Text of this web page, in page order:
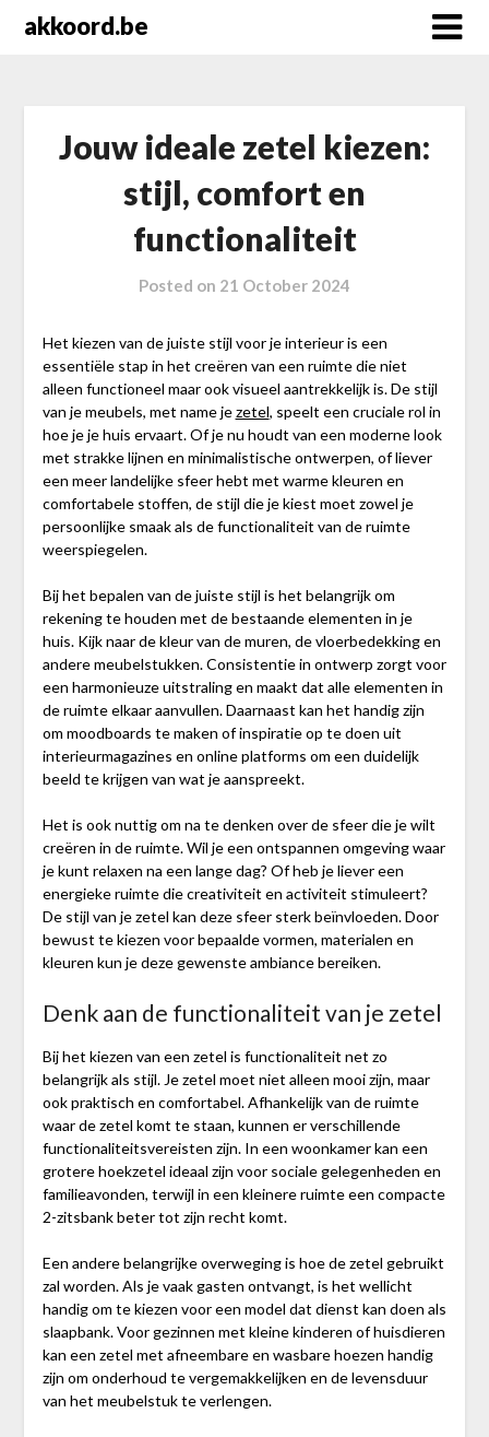
akkoord.be
Jouw ideale zetel kiezen:
stijl, comfort en
functionaliteit
Posted on 21 October 2024
Het kiezen van de juiste stijl voor je interieur is een
essentiële stap in het creëren van een ruimte die niet
alleen functioneel maar ook visueel aantrekkelijk is. De stijl
van je meubels, met name jezetel, speelt een cruciale rol in
hoe je je huis ervaart. Of je nu houdt van een moderne look
met strakke lijnen en minimalistische ontwerpen, of liever
een meer landelijke sfeer hebt met warme kleuren en
comfortabele stoffen, de stijl die je kiest moet zowel je
persoonlijke smaak als de functionaliteit van de ruimte
weerspiegelen.
Bij het bepalen van de juiste stijl is het belangrijk om
rekening te houden met de bestaande elementen in je
huis. Kijk naar de kleur van de muren, de vloerbedekking en
andere meubelstukken. Consistentie in ontwerp zorgt voor
een harmonieuze uitstraling en maakt dat alle elementen in
de ruimte elkaar aanvullen. Daarnaast kan het handig zijn
om moodboards te maken of inspiratie op te doen uit
interieurmagazines en online platforms om een duidelijk
beeld te krijgen van wat je aanspreekt.
Het is ook nuttig om na te denken over de sfeer die je wilt
creëren in de ruimte. Wil je een ontspannen omgeving waar
je kunt relaxen na een lange dag? Of heb je liever een
energieke ruimte die creativiteit en activiteit stimuleert?
De stijl van je zetel kan deze sfeer sterk beïnvloeden. Door
bewust te kiezen voor bepaalde vormen, materialen en
kleuren kun je deze gewenste ambiance bereiken.
Denk aan de functionaliteit van je zetel
Bij het kiezen van een zetel is functionaliteit net zo
belangrijk als stijl. Je zetel moet niet alleen mooi zijn, maar
ook praktisch en comfortabel. Afhankelijk van de ruimte
waar de zetel komt te staan, kunnen er verschillende
functionaliteitsvereisten zijn. In een woonkamer kan een
grotere hoekzetel ideaal zijn voor sociale gelegenheden en
familieavonden, terwijl in een kleinere ruimte een compacte
2-zitsbank beter tot zijn recht komt.
Een andere belangrijke overweging is hoe de zetel gebruikt
zal worden. Als je vaak gasten ontvangt, is het wellicht
handig om te kiezen voor een model dat dienst kan doen als
slaapbank. Voor gezinnen met kleine kinderen of huisdieren
kan een zetel met afneembare en wasbare hoezen handig
zijn om onderhoud te vergemakkelijken en de levensduur
van het meubelstuk te verlengen.